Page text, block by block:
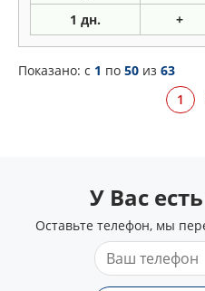
1 дн. +
Показано: c 1 по 50 из 63
1
У Вас
Оставьте телефон, мы